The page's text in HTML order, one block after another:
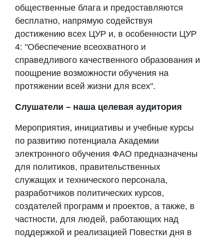
общественные блага и предоставляются
бесплатно, напрямую содействуя
достижению всех ЦУР и, в особенности ЦУР
4: "Обеспечение всеохватного и
справедливого качественного образования и
поощрение возможности обучения на
протяжении всей жизни для всех".
Слушатели – наша целевая аудитория
Мероприятия, инициативы и учебные курсы
по развитию потенциала Академии
электронного обучения ФАО предназначены
для политиков, правительственных
служащих и технического персонала,
разработчиков политических курсов,
создателей программ и проектов, а также, в
частности, для людей, работающих над
поддержкой и реализацией Повестки дня в